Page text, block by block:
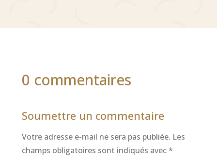
0 commentaires
Soumettre un commentaire
Votre adresse e-mail ne sera pas publiée. Les
champs obligatoires sont indiqués avec*